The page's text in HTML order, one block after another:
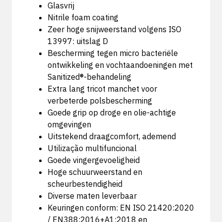
Glasvrij
Nitrile foam coating
Zeer hoge snijweerstand volgens ISO
13997: uitslag D
Bescherming tegen micro bacteriële
ontwikkeling en vochtaandoeningen met
Sanitized®-behandeling
Extra lang tricot manchet voor
verbeterde polsbescherming
Goede grip op droge en olie-achtige
omgevingen
Uitstekend draagcomfort, ademend
Utilização multifuncional
Goede vingergevoeligheid
Hoge schuurweerstand en
scheurbestendigheid
Diverse maten leverbaar
Keuringen conform: EN ISO 21420:2020
/ EN388:2016+A1:2018 en